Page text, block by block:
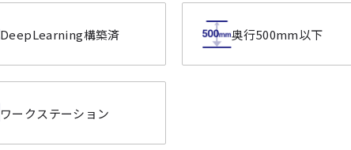
DeepLearning構築済 奥行500mm以下
ワークステーション